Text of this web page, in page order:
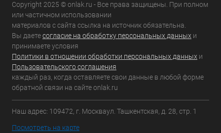
Copyright 2025 © onlak.ru - Все права защищены. При полном
или частичном использовании
материалов с сайта ссылка на источник обязательна.
Вы даетесогласие на обработку персональных данных и
принимаете условия
Политики в отношении обработки персональных данных и
Пользовательского соглашения
каждый раз, когда оставляете свои данные в любой форме
обратной связи на сайте onlak.ru
Наш адрес: 109472, г. Москваул. Ташкентская, д. 28, стр. 1
Посмотреть на карте